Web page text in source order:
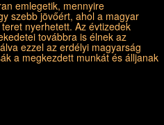
emlegetik, mennyire
szebb jövőért, ahol a magyar
nyerhetett. Az évtizedek
továbbra is élnek az
ezzel az erdélyi magyarság
a megkezdett munkát és álljanak